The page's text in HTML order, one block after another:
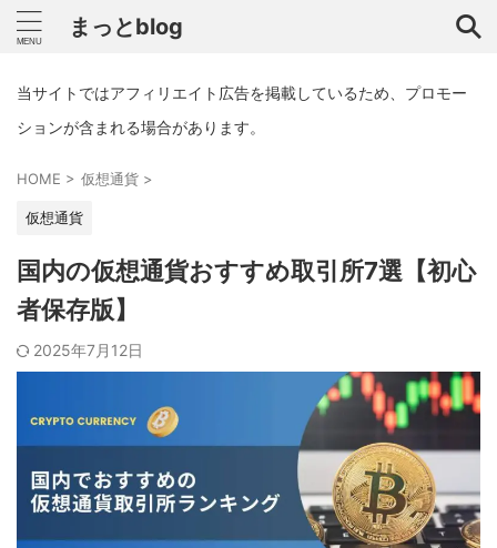
まっとblog
当サイトではアフィリエイト広告を掲載しているため、プロモー
ションが含まれる場合があります。
HOME > 仮想通貨 >
仮想通貨
国内の仮想通貨おすすめ取引所7選【初心
者保存版】
2025年7月12日